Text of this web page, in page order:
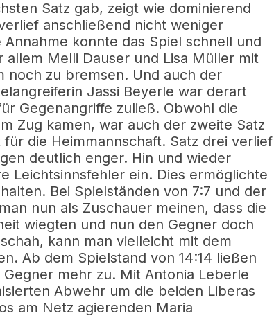
Satz gab, zeigt wie dominierend
anschließend nicht weniger
konnte das Spiel schnell und
Melli Dauser und Lisa Müller mit
noch zu bremsen. Und auch der
Jassi Beyerle war derart
Gegenangriffe zuließ. Obwohl die
Zug kamen, war auch der zweite Satz
die Heimmannschaft. Satz drei verlief
deutlich enger. Hin und wieder
Leichtsinnsfehler ein. Dies ermöglichte
Bei Spielständen von 7:7 und der
nun als Zuschauer meinen, dass die
wiegten und nun den Gegner doch
kann man vielleicht mit dem
Ab dem Spielstand von 14:14 ließen
mehr zu. Mit Antonia Leberle
Abwehr um die beiden Liberas
am Netz agierenden Maria